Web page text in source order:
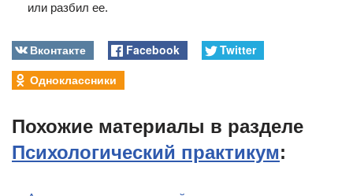
или разбил ее.
Вконтакте Facebook
Twitter
Одноклассники
Похожие материалы в разделе
Психологический практикум: